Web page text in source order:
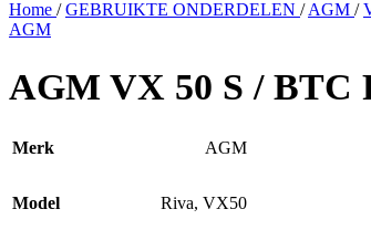
Home / GEBRUIKTE ONDERDELEN / AGM /
AGM
AGM VX 50 S / BTC
Merk AGM
Model Riva, VX50